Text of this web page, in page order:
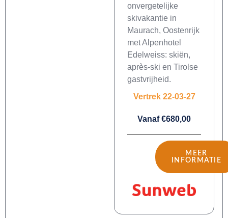
onvergetelijke
skivakantie in
Maurach, Oostenrijk
met Alpenhotel
Edelweiss: skiën,
après-ski en Tirolse
gastvrijheid.
Vertrek 22-03-27
Vanaf €680,00
MEER
INFORMATIE